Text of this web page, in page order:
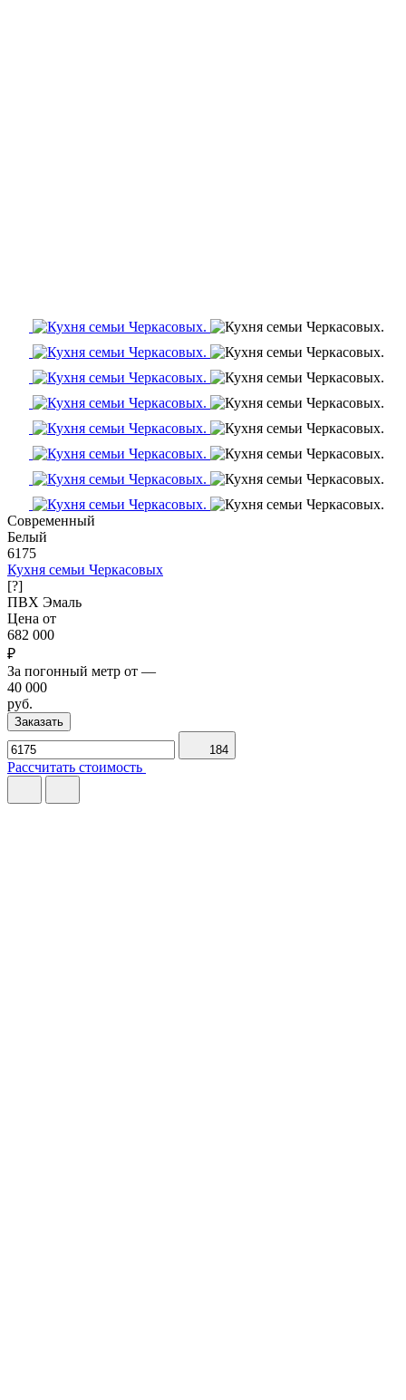
Современный
Белый
6175
Кухня семьи Черкасовых
[?]
ПВХ Эмаль
Цена от
682 000
₽
За погонный метр от —
40 000
руб.
Заказать
184
Рассчитать стоимость